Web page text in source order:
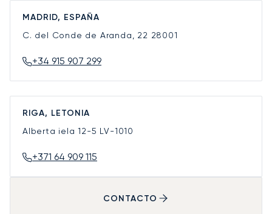
MADRID, ESPAÑA
C. del Conde de Aranda, 22 28001
+34 915 907 299
RIGA, LETONIA
Alberta iela 12-5 LV-1010
+371 64 909 115
CONTACTO